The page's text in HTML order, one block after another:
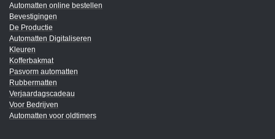
Automatten online bestellen
Bevestigingen
De Productie
Automatten Digitaliseren
Kleuren
Kofferbakmat
Pasvorm automatten
Rubbermatten
Verjaardagscadeau
Voor Bedrijven
Automatten voor oldtimers